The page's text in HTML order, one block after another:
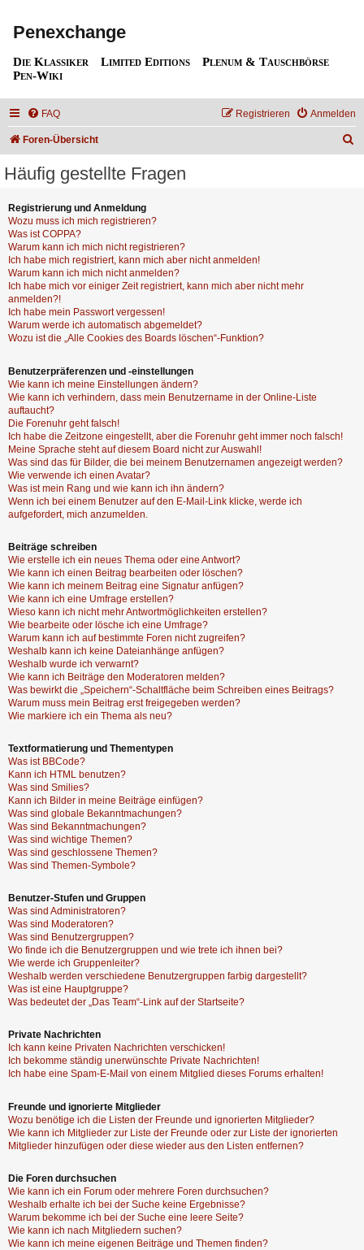
Penexchange
Die Klassiker Limited Editions
Plenum & Tauschbörse
Pen-Wiki
FAQ Anmelden
Registrieren
Foren-Übersicht
Häufig gestellte Fragen
Registrierung und Anmeldung
Wozu muss ich mich registrieren?
Was ist COPPA?
Warum kann ich mich nicht registrieren?
Ich habe mich registriert, kann mich aber nicht anmelden!
Warum kann ich mich nicht anmelden?
Ich habe mich vor einiger Zeit registriert, kann mich aber nicht mehr
anmelden?!
Ich habe mein Passwort vergessen!
Warum werde ich automatisch abgemeldet?
Wozu ist die „Alle Cookies des Boards löschen“-Funktion?
Benutzerpräferenzen und -einstellungen
Wie kann ich meine Einstellungen ändern?
Wie kann ich verhindern, dass mein Benutzername in der Online-Liste
auftaucht?
Die Forenuhr geht falsch!
Ich habe die Zeitzone eingestellt, aber die Forenuhr geht immer noch falsch!
Meine Sprache steht auf diesem Board nicht zur Auswahl!
Was sind das für Bilder, die bei meinem Benutzernamen angezeigt werden?
Wie verwende ich einen Avatar?
Was ist mein Rang und wie kann ich ihn ändern?
Wenn ich bei einem Benutzer auf den E-Mail-Link klicke, werde ich
aufgefordert, mich anzumelden.
Beiträge schreiben
Wie erstelle ich ein neues Thema oder eine Antwort?
Wie kann ich einen Beitrag bearbeiten oder löschen?
Wie kann ich meinem Beitrag eine Signatur anfügen?
Wie kann ich eine Umfrage erstellen?
Wieso kann ich nicht mehr Antwortmöglichkeiten erstellen?
Wie bearbeite oder lösche ich eine Umfrage?
Warum kann ich auf bestimmte Foren nicht zugreifen?
Weshalb kann ich keine Dateianhänge anfügen?
Weshalb wurde ich verwarnt?
Wie kann ich Beiträge den Moderatoren melden?
Was bewirkt die „Speichern“-Schaltfläche beim Schreiben eines Beitrags?
Warum muss mein Beitrag erst freigegeben werden?
Wie markiere ich ein Thema als neu?
Textformatierung und Thementypen
Was ist BBCode?
Kann ich HTML benutzen?
Was sind Smilies?
Kann ich Bilder in meine Beiträge einfügen?
Was sind globale Bekanntmachungen?
Was sind Bekanntmachungen?
Was sind wichtige Themen?
Was sind geschlossene Themen?
Was sind Themen-Symbole?
Benutzer-Stufen und Gruppen
Was sind Administratoren?
Was sind Moderatoren?
Was sind Benutzergruppen?
Wo finde ich die Benutzergruppen und wie trete ich ihnen bei?
Wie werde ich Gruppenleiter?
Weshalb werden verschiedene Benutzergruppen farbig dargestellt?
Was ist eine Hauptgruppe?
Was bedeutet der „Das Team“-Link auf der Startseite?
Private Nachrichten
Ich kann keine Privaten Nachrichten verschicken!
Ich bekomme ständig unerwünschte Private Nachrichten!
Ich habe eine Spam-E-Mail von einem Mitglied dieses Forums erhalten!
Freunde und ignorierte Mitglieder
Wozu benötige ich die Listen der Freunde und ignorierten Mitglieder?
Wie kann ich Mitglieder zur Liste der Freunde oder zur Liste der ignorierten
Mitglieder hinzufügen oder diese wieder aus den Listen entfernen?
Die Foren durchsuchen
Wie kann ich ein Forum oder mehrere Foren durchsuchen?
Weshalb erhalte ich bei der Suche keine Ergebnisse?
Warum bekomme ich bei der Suche eine leere Seite?
Wie kann ich nach Mitgliedern suchen?
Wie kann ich meine eigenen Beiträge und Themen finden?